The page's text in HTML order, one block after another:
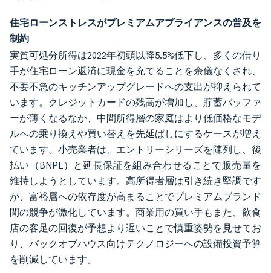
住宅ローンストレスがプレミアムアプライアンスの普及を
制約
実質可処分所得は2022年初頭以降5.5%低下し、多くの借り
手が住宅ローン返済に現金を充てることを余儀なくされ、
不要不急のキッチンアップグレードへの支出が抑えられて
います。クレジットカードの残高が増加し、貯蓄バッファ
ーが薄くなるなか、中間所得層の家庭はより低価格なモデ
ルへの乗り換えや買い替えを先延ばしにするケースが増え
ています。小売業者は、エントリーシリーズを陳列し、後
払い（BNPL）と延長保証を組み合わせることで販売量を
維持しようとしています。高所得者層は引き続き堅調です
が、富裕層への依存度が高まることでプレミアムブランド
間の競争が激化しています。商業用の買い手もまた、飲食
店の客足の回復が予想より遅いことで慎重姿勢を見せてお
り、バックオブハウス向けテクノロジーへの設備投資予算
を削減しています。